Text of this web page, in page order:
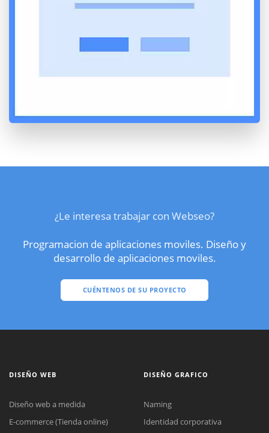
¿Le interesa trabajar con Webseo?
Programacion de aplicaciones moviles. Diseño y
desarrollo de aplicaciones moviles.
CUÉNTENOS DE SU PROYECTO
DISEÑO WEB
Diseño web a medida
E-commerce (Tienda online)
DISEÑO GRAFICO
Naming
Identidad corporativa